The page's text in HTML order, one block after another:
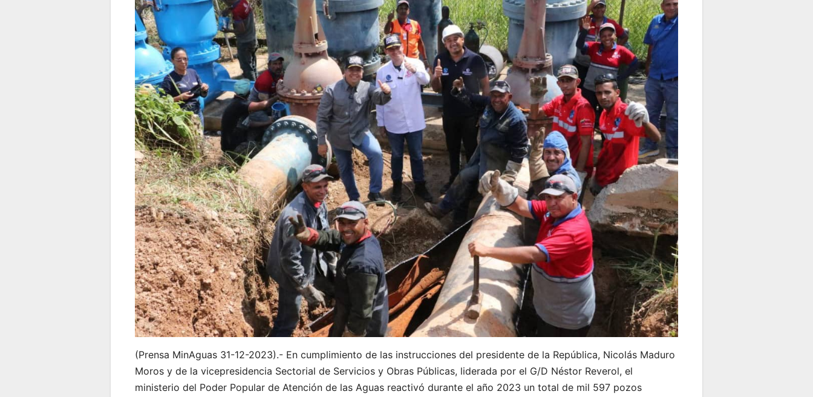
(Prensa MinAguas 31-12-2023).- En cumplimiento de las instrucciones del presidente de la República, Nicolás Maduro
Moros y de la vicepresidencia Sectorial de Servicios y Obras Públicas, liderada por el G/D Néstor Reverol, el
ministerio del Poder Popular de Atención de las Aguas reactivó durante el año 2023 un total de mil 597 pozos